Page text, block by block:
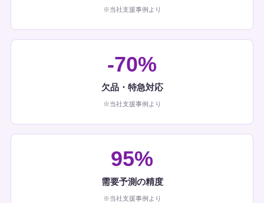
※当社支援事例より
-70%
欠品・特急対応
※当社支援事例より
95%
需要予測の精度
※当社支援事例より